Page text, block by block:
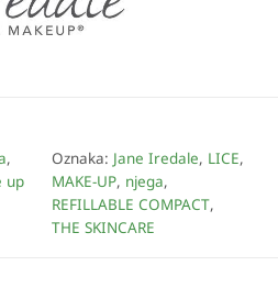
,
up
Oznaka: Jane Iredale, LICE,
MAKE-UP, njega,
REFILLABLE COMPACT,
THE SKINCARE